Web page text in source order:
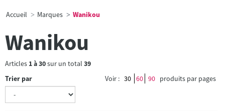
Accueil Marques Wanikou
Wanikou
Articles 1à30sur un total 39
Trier par
Voir : 30 60 90 produits par pages